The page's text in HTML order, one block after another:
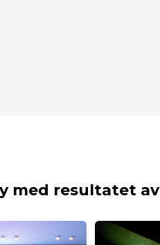
med resultatet av